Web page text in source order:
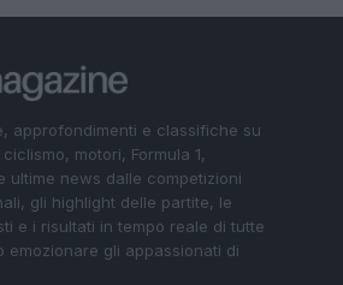
approfondimenti e classifiche su
motori, Formula 1,
ultime news dalle competizioni
gli highlight delle partite, le
e i risultati in tempo reale di tutte
emozionare gli appassionati di